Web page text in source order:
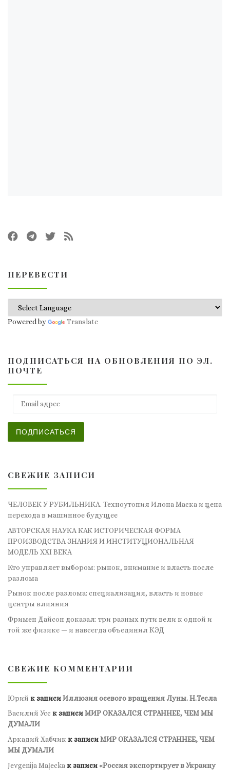
ПЕРЕВЕСТИ
Powered by Translate
ПОДПИСАТЬСЯ НА ОБНОВЛЕНИЯ ПО ЭЛ.
ПОЧТЕ
ПОДПИСАТЬСЯ
СВЕЖИЕ ЗАПИСИ
ЧЕЛОВЕК У РУБИЛЬНИКА. Техноутопия Илона Маска и цена
перехода в машинное будущее
АВТОРСКАЯ НАУКА КАК ИСТОРИЧЕСКАЯ ФОРМА
ПРОИЗВОДСТВА ЗНАНИЯ И ИНСТИТУЦИОНАЛЬНАЯ
МОДЕЛЬ XXI ВЕКА
Кто управляет выбором: рынок, внимание и власть после
разлома
Рынок после разлома: специализация, власть и новые
центры влияния
Фримен Дайсон доказал: три разных пути вели к одной и
той же физике — и навсегда объединил КЭД
СВЕЖИЕ КОММЕНТАРИИ
Юрий к записиИллюзия осевого вращения Луны. Н.Тесла
Василий Усс к записиМИР ОКАЗАЛСЯ СТРАННЕЕ, ЧЕМ МЫ
ДУМАЛИ
Аркадий Хабчик к записиМИР ОКАЗАЛСЯ СТРАННЕЕ, ЧЕМ
МЫ ДУМАЛИ
Jevgenija Maļecka к записи«Россия экспортирует в Украину